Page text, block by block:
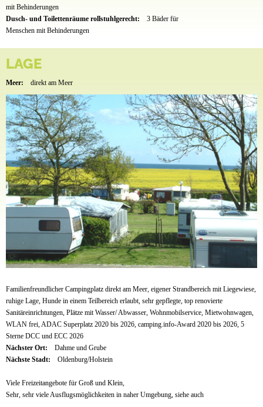
mit Behinderungen
Dusch- und Toilettenräume rollstuhlgerecht:
3 Bäder für
Menschen mit Behinderungen
LAGE
Meer: direkt am Meer
Familienfreundlicher Campingplatz direkt am Meer, eigener Strandbereich mit Liegewiese,
ruhige Lage, Hunde in einem Teilbereich erlaubt, sehr gepflegte, top renovierte
Sanitäreinrichtungen, Plätze mit Wasser/ Abwasser, Wohnmobilservice, Mietwohnwagen,
WLAN frei, ADAC Superplatz 2020 bis 2026, camping.info-Award 2020 bis 2026, 5
Sterne DCC und ECC 2026
Nächster Ort:
Dahme und Grube
Nächste Stadt:
Oldenburg/Holstein
Viele Freizeitangebote für Groß und Klein,
Sehr, sehr viele Ausflugsmöglichkeiten in naher Umgebung, siehe auch